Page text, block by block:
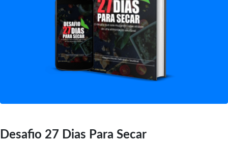
Desafio 27 Dias Para Secar